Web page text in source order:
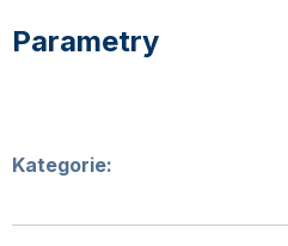
Kategorie: